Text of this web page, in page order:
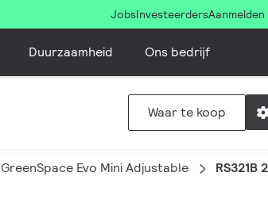
JobsInvesteerders
Duurzaamheid Ons bedrijf
Waar te koop
GreenSpace Evo Mini Adjustable RS321B